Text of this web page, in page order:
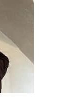
Chaque
de nos
vraie
chiffrer
objectif
et
plus